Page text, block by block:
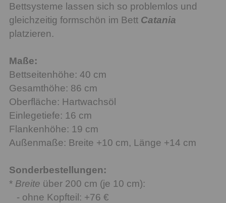
Bettsysteme lassen sich so problemlos und
gleichzeitig formschön im Bett Catania
platzieren.
Maße:
Bettseitenhöhe: 40 cm
Gesamthöhe: 86 cm
Oberfläche: Hartwachsöl
Einlegetiefe: 16 cm
Flankenhöhe: 19 cm
Außenmaße: Breite +10 cm, Länge +14 cm
Sonderbestellungen:
* Breite über 200 cm (je 10 cm):
- ohne Kopfteil: +76 €